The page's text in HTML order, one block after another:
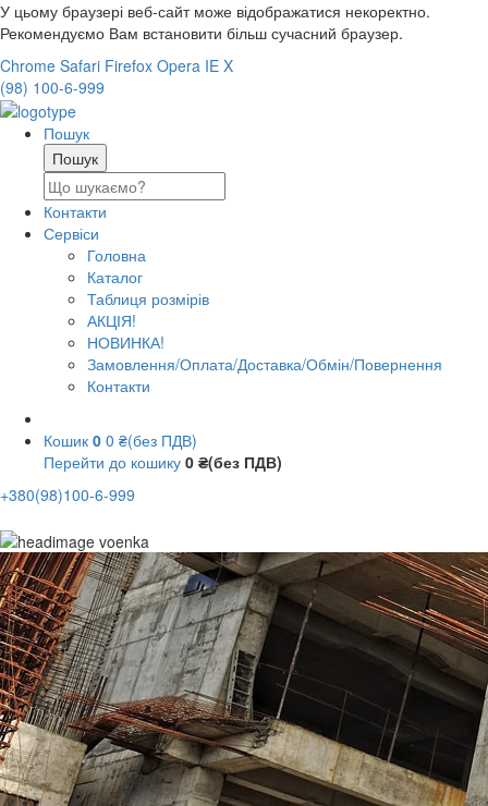
У цьому браузері веб-сайт може відображатися некоректно.
Рекомендуємо Вам встановити більш сучасний браузер.
Chrome Safari Firefox Opera IE X
(98) 100-6-999
Пошук
Контакти
Сервіси
Головна
Каталог
Таблиця розмірів
АКЦІЯ!
НОВИНКА!
Замовлення/Оплата/Доставка/Обмін/Повернення
Контакти
Кошик 0 0 ₴(без ПДВ)
Перейти до кошику 0 ₴(без ПДВ)
+380(98)100-6-999